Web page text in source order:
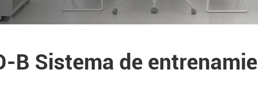
B Sistema de